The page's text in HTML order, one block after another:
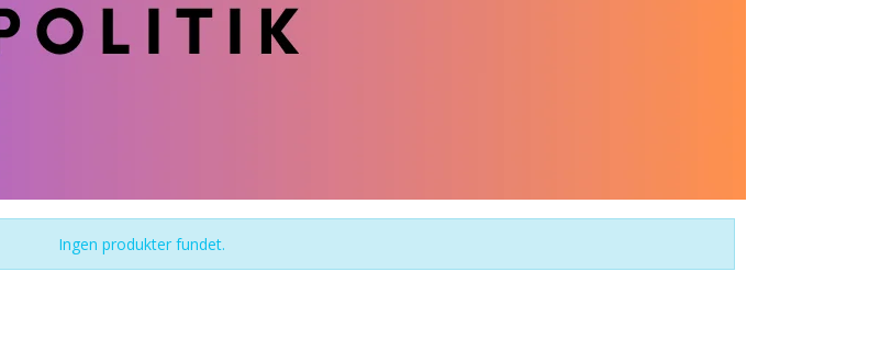
Ingen produkter fundet.